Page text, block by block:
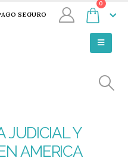
SEGURO
0
JUDICIAL Y
AMERICA